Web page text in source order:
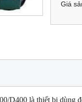
Giá
D400 là thiết bị dùng